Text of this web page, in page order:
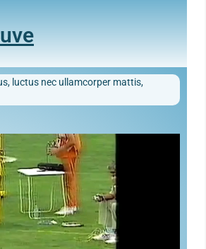
luctus nec ullamcorper mattis,